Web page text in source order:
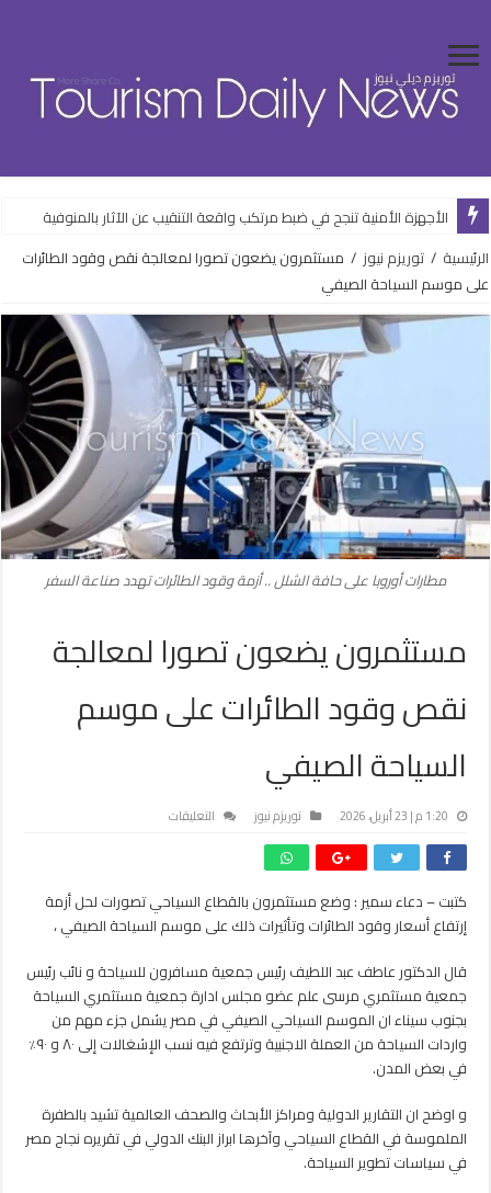
الأجهزة الأمنية تنجح في ضبط مرتكب واقعة التنقيب عن الآثار بالمنوفية
الرئيسية / توريزم نيوز / مستثمرون يضعون تصورا لمعالجة نقص وقود الطائرات
على موسم السياحة الصيفي
مطارات أوروبا على حافة الشلل .. أزمة وقود الطائرات تهدد صناعة السفر
مستثمرون يضعون تصورا لمعالجة
نقص وقود الطائرات على موسم
السياحة الصيفي
1:20 م | 23 أبريل، 2026 توريزم نيوز التعليقات
لمعالجة
نقص
الطائرات
على
موسم
السياحة
الصيفي
كتبت – دعاء سمير : وضع مستثمرون بالقطاع السياحي تصورات لحل أزمة
إرتفاع أسعار وقود الطائرات وتأثيرات ذلك على موسم السياحة الصيفي ،
قال الدكتور عاطف عبد اللطيف رئيس جمعية مسافرون للسياحة و نائب رئيس
جمعية مستثمري مرسى علم عضو مجلس ادارة جمعية مستثمري السياحة
بجنوب سيناء ان الموسم السياحي الصيفي في مصر يشمل جزء مهم من
واردات السياحة من العملة الاجنبية وترتفع فيه نسب الإشغالات إلى ٨٠ و ٩٠٪؜
في بعض المدن.
و اوضح ان التقارير الدولية ومراكز الأبحاث والصحف العالمية تشيد بالطفرة
الملموسة في القطاع السياحي وآخرها ابراز البنك الدولي في تقريره نجاح مصر
في سياسات تطوير السياحة.